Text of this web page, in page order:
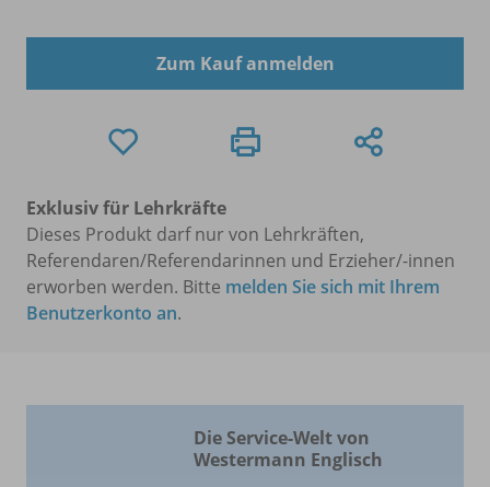
Zum Kauf anmelden
Exklusiv für Lehrkräfte
Dieses Produkt darf nur von Lehrkräften,
Referendaren/Referendarinnen und Erzieher/-innen
erworben werden. Bitte melden Sie sich mit Ihrem
Benutzerkonto an.
Die Service-Welt von
Westermann Englisch